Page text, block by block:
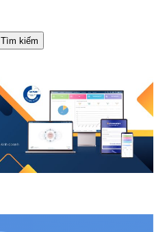
Tìm kiếm